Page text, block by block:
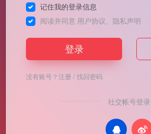
记住我的登录信息
阅读并同意 用户协议 隐私声明
登录
没有账号？注册/找回密码
社交帐号登录